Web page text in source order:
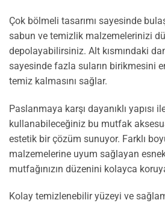
Çok bölmeli tasarımı sayesinde
sabun ve temizlik malzemelerinizi
depolayabilirsiniz. Alt kısmındaki
sayesinde fazla suların birikmesini
temiz kalmasını sağlar.
Paslanmaya karşı dayanıklı yapısı
kullanabileceğiniz bu mutfak
estetik bir çözüm sunuyor. Farklı
malzemelerine uyum sağlayan
mutfağınızın düzenini kolayca
Kolay temizlenebilir yüzeyi ve